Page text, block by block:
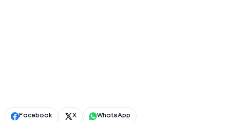
Facebook X WhatsApp